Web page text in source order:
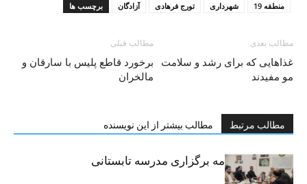
برچسب ها آزادگان تورج فرهادی شهرداری منطقه 19
مطالب قبلی
برخورد قاطع پلیس با سارقان و
مالخران
مطالب بعدی
غذاهایی که برای رشد و سلامت
مو مفیدند
مطالب مرتبط مطالب بیشتر از این نویسنده
امضای تفاهم‌نامه برگزاری مدرسه تابستانی
مهارتی